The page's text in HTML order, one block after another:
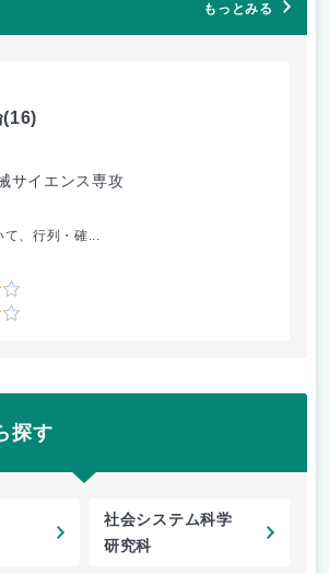
もっとみる
(16)
サイエンス専攻
て、行列・確...
探す
社会システム科学
研究科